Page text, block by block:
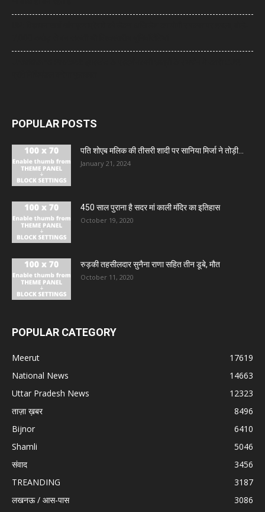
POPULAR POSTS
पति शोएब मलिक की तीसरी शादी पर सानिया मिर्जा ने तोड़ी...
January 21, 2024
450 साल पुराना है सदर मां काली मंदिर का इतिहास
October 19, 2020
रुड़की तहसीलदार सुनैना राणा सहित तीन डूबे, मौत
October 11, 2020
POPULAR CATEGORY
Meerut
17619
National News
14663
Uttar Pradesh News
12323
ताज़ा ख़बर
8496
Bijnor
6410
Shamli
5046
संवाद
3456
TREANDING
3187
लखनऊ / आस-पास
3086